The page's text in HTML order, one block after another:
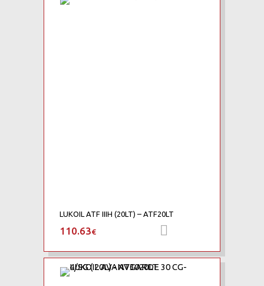
LUKOIL ATF IIIH (20LT) – ATF20LT
110.63€